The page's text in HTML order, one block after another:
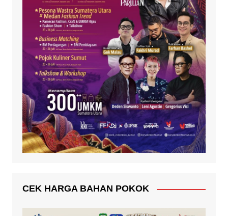
CEK HARGA BAHAN POKOK